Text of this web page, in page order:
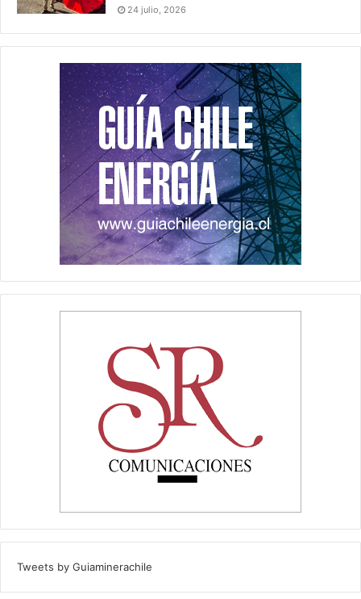
24 julio, 2026
Tweets by Guiaminerachile